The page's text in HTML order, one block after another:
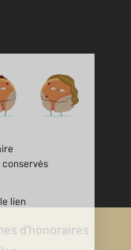
d'honoraires